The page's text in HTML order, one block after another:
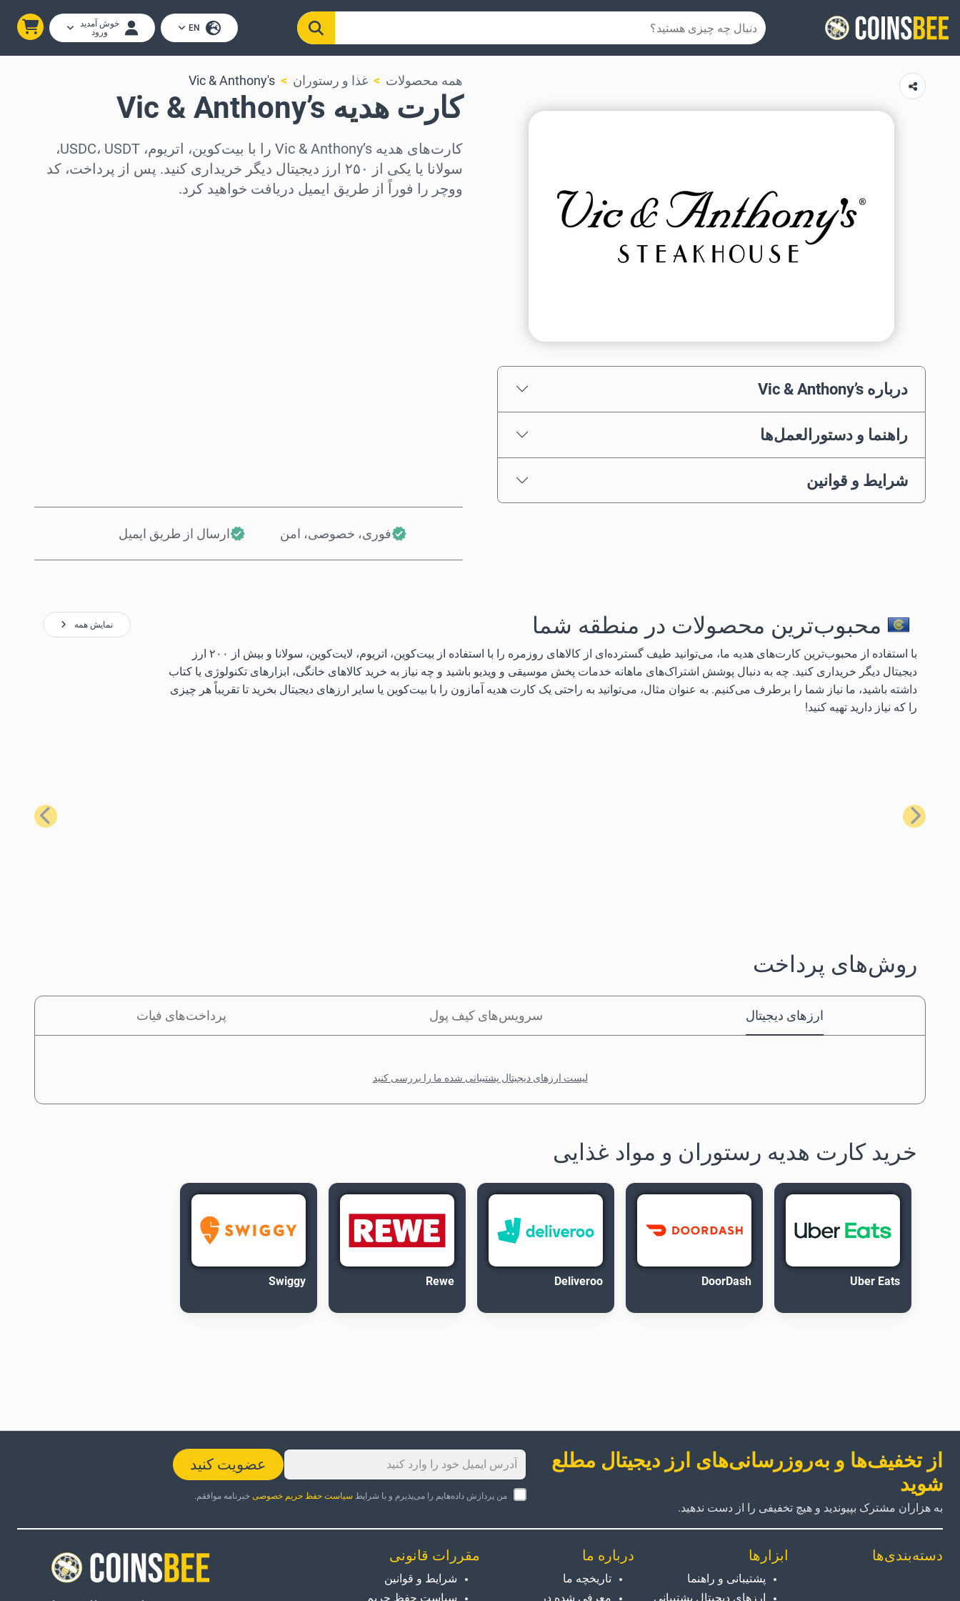
EN
خوش آمدید
ورود
درباره Vic & Anthony’s
راهنما و دستورالعمل‌ها
شرایط و قوانین
همه محصولات غذا و رستوران Vic & Anthony's
کارت هدیه Vic & Anthony’s
کارت‌های هدیه Vic & Anthony’s را با بیت‌کوین، اتریوم، USDC، USDT،
سولانا یا یکی از ۲۵۰ ارز دیجیتال دیگر خریداری کنید. پس از پرداخت، کد
ووچر را فوراً از طریق ایمیل دریافت خواهید کرد.
فوری، خصوصی، امن ارسال از طریق ایمیل
محبوب‌ترین محصولات در منطقه شما
با استفاده از محبوب‌ترین کارت‌های هدیه ما، می‌توانید طیف گسترده‌ای از کالاهای روزمره را با استفاده از بیت‌کوین، اتریوم، لایت‌کوین، سولانا و بیش از ۲۰۰ ارز
دیجیتال دیگر خریداری کنید. چه به دنبال پوشش اشتراک‌های ماهانه خدمات پخش موسیقی و ویدیو باشید و چه نیاز به خرید کالاهای خانگی، ابزارهای تکنولوژی یا کتاب
داشته باشید، ما نیاز شما را برطرف می‌کنیم. به عنوان مثال، می‌توانید به راحتی یک کارت هدیه آمازون را با بیت‌کوین یا سایر ارزهای دیجیتال بخرید تا تقریباً هر چیزی
را که نیاز دارید تهیه کنید!
نمایش همه
قبلی بعدی
روش‌های پرداخت
ارزهای دیجیتال سرویس‌های کیف پول پرداخت‌های فیات
لیست ارزهای دیجیتال پشتیبانی شده ما را بررسی کنید
خرید کارت هدیه رستوران و مواد غذایی
Uber Eats
DoorDash
Deliveroo
Rewe
Swiggy
از تخفیف‌ها و به‌روزرسانی‌های ارز دیجیتال مطلع
شوید
به هزاران مشترک بپیوندید و هیچ تخفیفی را از دست ندهید.
عضویت کنید
من پردازش داده‌هایم را می‌پذیرم و با شرایط سیاست حفظ حریم خصوصیخبرنامه موافقم.
دسته‌بندی‌ها ابزارها
پشتیبانی و راهنما
ارزهای دیجیتال پشتیبانی
درباره ما
تاریخچه ما
معرفی شده در
مقررات قانونی
شرایط و قوانین
سیاست حفظ حریم